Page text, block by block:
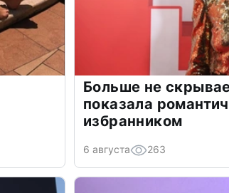
Больше не
показала
избранником
6 августа 263